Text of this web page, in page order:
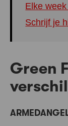
Elke
Schrijf je
Green